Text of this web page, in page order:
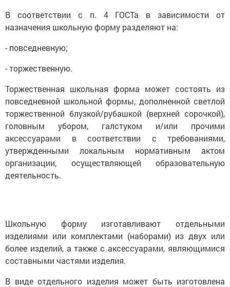
В соответствии с п. 4 ГОСТа в зависимости от
назначения школьную форму разделяют на:
- повседневную;
- торжественную.
Торжественная школьная форма может состоять из
повседневной школьной формы, дополненной светлой
торжественной блузкой/рубашкой (верхней сорочкой),
головным убором, галстуком и/или прочими
аксессуарами в соответствии с требованиями,
утвержденными локальным нормативным актом
организации, осуществляющей образовательную
деятельность.
Школьную форму изготавливают отдельными
изделиями или комплектами (наборами) из двух или
более изделий, а также с аксессуарами, являющимися
составными частями изделия.
В виде отдельного изделия может быть изготовлена